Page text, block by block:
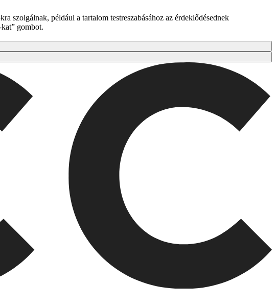
szolgálnak, például a tartalom testreszabásához az érdeklődésednek
gombot.